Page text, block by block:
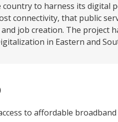
to harness its digital
connectivity, that public
job creation. The project
in Eastern and
to affordable